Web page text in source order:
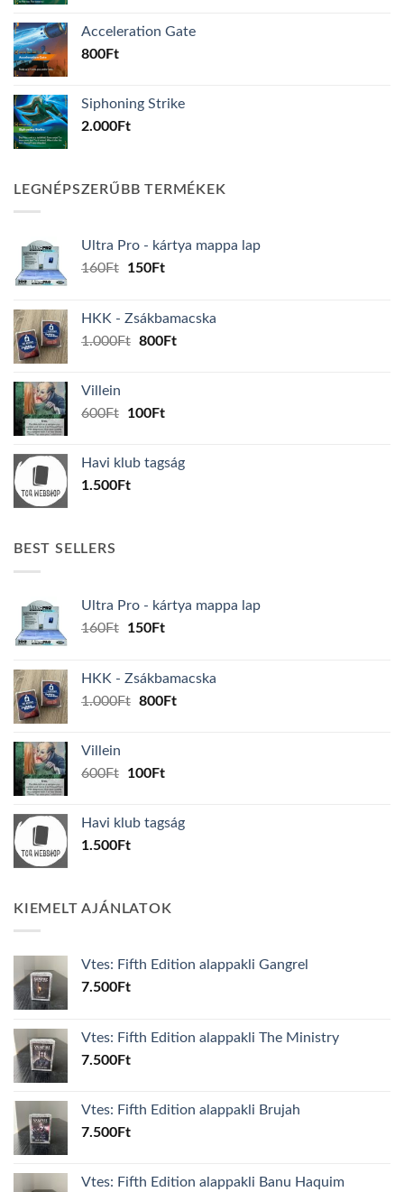
Acceleration Gate
800Ft
Siphoning Strike
2.000Ft
LEGNÉPSZERŰBB TERMÉKEK
Ultra Pro - kártya mappa lap
160Ft
Original
160Ft.
150FtCurrent
150Ft.
HKK - Zsákbamacska
1.000Ft Original
800FtCurrent
Villein
600Ft
Original
600Ft.
100FtCurrent
100Ft.
Havi klub tagság
1.500Ft
BEST SELLERS
Ultra Pro - kártya mappa lap
160Ft
Original
160Ft.
150FtCurrent
150Ft.
HKK - Zsákbamacska
1.000Ft Original
800FtCurrent
Villein
600Ft
Original
600Ft.
100FtCurrent
100Ft.
Havi klub tagság
1.500Ft
KIEMELT AJÁNLATOK
Vtes: Fifth Edition alappakli Gangrel
7.500Ft
Vtes: Fifth Edition alappakli The Ministry
7.500Ft
Vtes: Fifth Edition alappakli Brujah
7.500Ft
Vtes: Fifth Edition alappakli Banu Haquim